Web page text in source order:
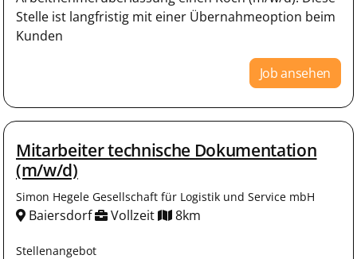
Stelle ist langfristig mit einer Übernahmeoption beim
Kunden
Job ansehen
Mitarbeiter technische Dokumentation
(m/w/d)
Simon Hegele Gesellschaft für Logistik und Service mbH
Baiersdorf Vollzeit 8km
Stellenangebot